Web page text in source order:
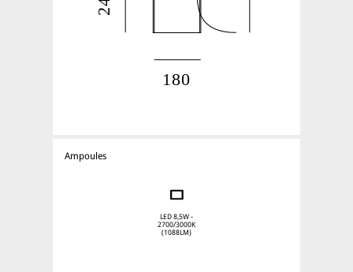
Ampoules
LED 8,5W -
2700/3000K
(1088LM)